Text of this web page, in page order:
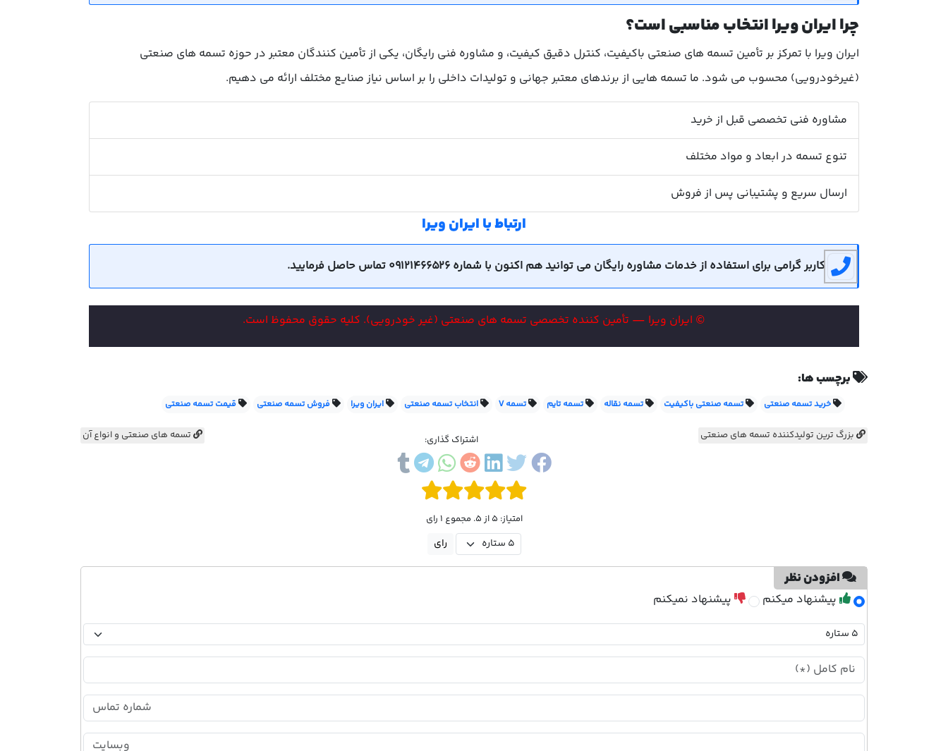
چرا ایران ویرا انتخاب مناسبی است؟
ایران ویرا با تمرکز بر تأمین تسمه های صنعتی باکیفیت، کنترل دقیق کیفیت، و مشاوره فنی رایگان، یکی از تأمین کنندگان معتبر در حوزه تسمه های صنعتی
(غیرخودرویی) محسوب می شود. ما تسمه هایی از برندهای معتبر جهانی و تولیدات داخلی را بر اساس نیاز صنایع مختلف ارائه می دهیم.
مشاوره فنی تخصصی قبل از خرید
تنوع تسمه در ابعاد و مواد مختلف
ارسال سریع و پشتیبانی پس از فروش
ارتباط با ایران ویرا
کاربر گرامی برای استفاده از خدمات مشاوره رایگان می توانید هم اکنون با شماره 09121466526 تماس حاصل فرمایید.
© ایران ویرا — تأمین کننده تخصصی تسمه های صنعتی (غیر خودرویی). کلیه حقوق محفوظ است.
برچسب ها:
خرید تسمه صنعتی تسمه صنعتی باکیفیت تسمه نقاله تسمه تایم تسمه V انتخاب تسمه صنعتی ایران ویرا فروش تسمه صنعتی قیمت تسمه صنعتی
بزرگ ترین تولیدکننده تسمه های صنعتی تسمه های صنعتی و انواع آن اشتراک گذاری:
امتیاز: 5 از 5. مجموع 1 رای
افزودن نظر
پیشنهاد میکنم پیشنهاد نمیکنم